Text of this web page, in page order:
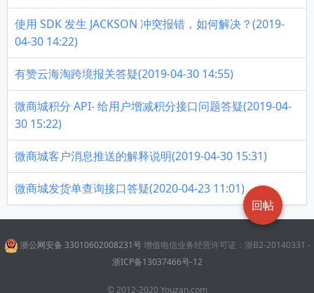
使用 SDK 发生 JACKSON 冲突报错，如何解决？(2019-
04-30 14:22)
有赞云海淘跨境报关答疑(2019-04-30 14:55)
微商城积分 API- 给用户增减积分接口问题答疑(2019-04-
30 15:22)
微商城客户消息推送的解释说明(2019-04-30 15:31)
微商城发货单查询接口答疑(2020-04-23 11:01)
浙公网安备 33010602008231号增值电信业务经营许可证：浙B2-20140331 -
浙ICP备13037466号-12
© 2012-2020 Youzan.com
回帖